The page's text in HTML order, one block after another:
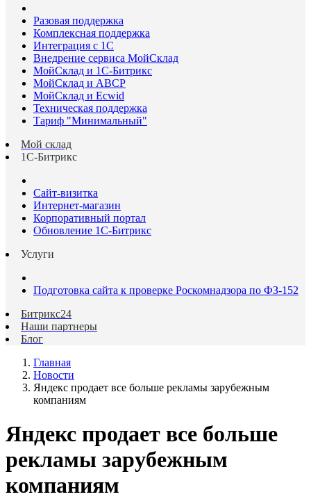
Разовая поддержка
Комплексная поддержка
Интеграция с 1С
Внедрение сервиса МойСклад
МойСклад и 1С-Битрикс
МойСклад и ABCP
МойСклад и Ecwid
Техническая поддержка
Тариф "Минимальный"
Мой склад
1С-Битрикс
Сайт-визитка
Интернет-магазин
Корпоративный портал
Обновление 1С-Битрикс
Услуги
Подготовка сайта к проверке Роскомнадзора по ФЗ-152
Битрикс24
Наши партнеры
Блог
Главная
Новости
Яндекс продает все больше рекламы зарубежным
компаниям
Яндекс продает все больше
рекламы зарубежным
компаниям